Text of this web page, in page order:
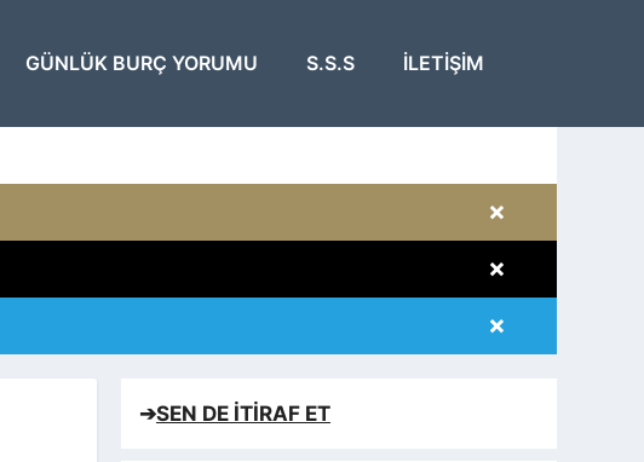
GÜNLÜK BURÇ YORUMU S.S.S İLETIŞIM
×
×
×
➔SEN DE İTİRAF ET